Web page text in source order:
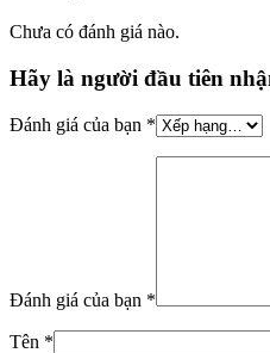
Chưa có đánh giá nào.
Hãy là người đầu tiên
Đánh giá của bạn *
Đánh giá của bạn *
Tên *